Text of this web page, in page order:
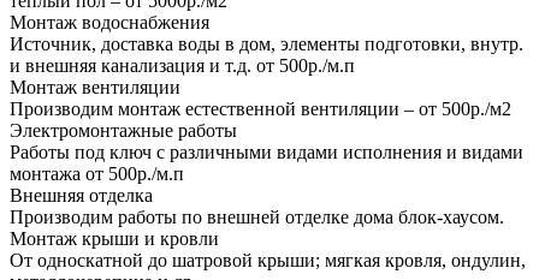
Монтаж водоснабжения
Источник, доставка воды в дом, элементы подготовки, внутр.
и внешняя канализация и т.д. от 500р./м.п
Монтаж вентиляции
Производим монтаж естественной вентиляции – от 500р./м2
Электромонтажные работы
Работы под ключ с различными видами исполнения и видами
монтажа от 500р./м.п
Внешняя отделка
Производим работы по внешней отделке дома блок-хаусом.
Монтаж крыши и кровли
От односкатной до шатровой крыши; мягкая кровля, ондулин,